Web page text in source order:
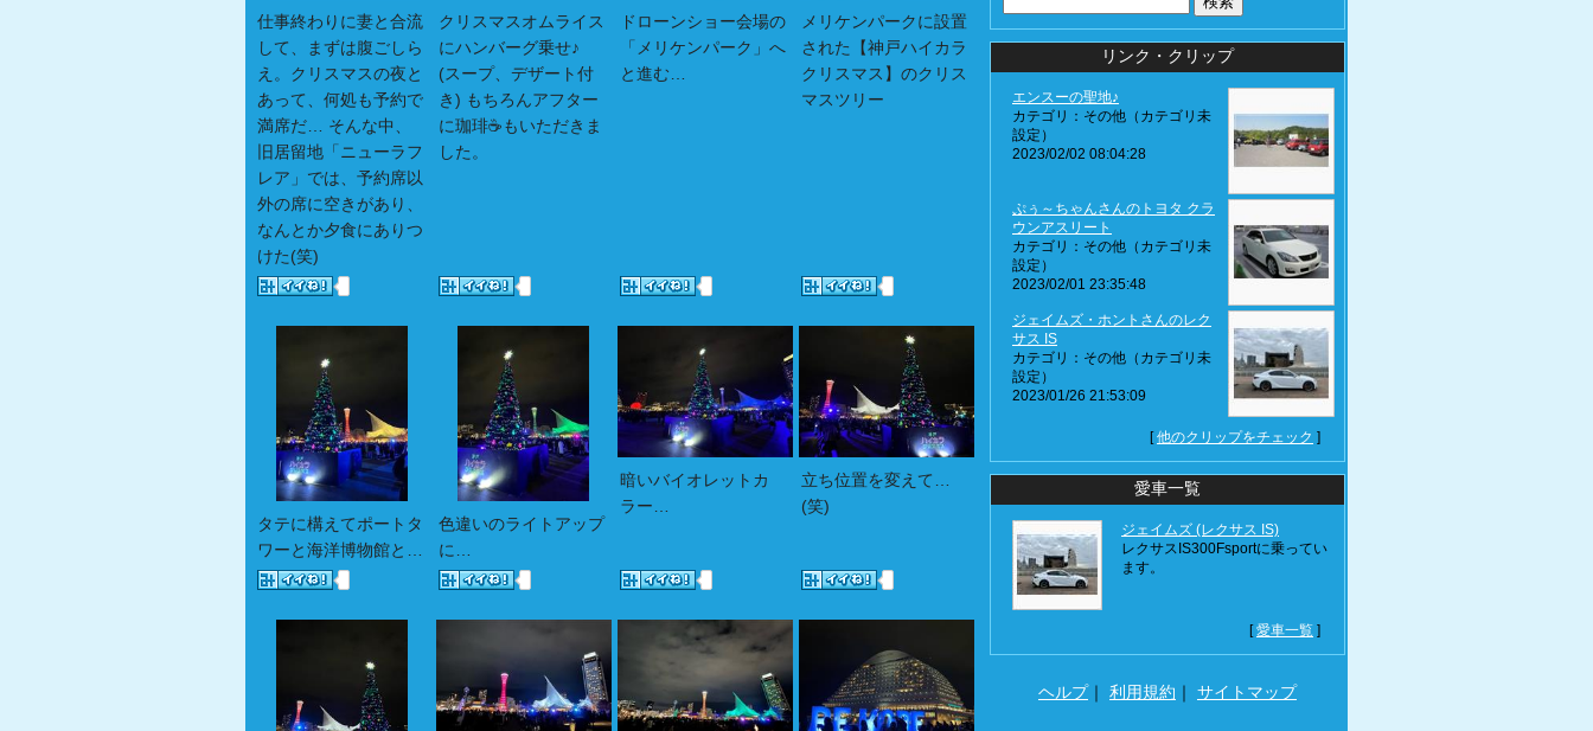
仕事終わりに妻と合流
して、まずは腹ごしら
え。クリスマスの夜と
あって、何処も予約で
満席だ… そんな中、
旧居留地「ニューラフ
レア」では、予約席以
外の席に空きがあり、
なんとか夕食にありつ
けた(笑)
クリスマスオムライス
にハンバーグ乗せ♪
(スープ、デザート付
き) もちろんアフター
に珈琲☕️もいただきま
した。
ドローンショー会場の
「メリケンパーク」へ
と進む…
メリケンパークに設置
された【神戸ハイカラ
クリスマス】のクリス
マスツリー
タテに構えてポートタ
ワーと海洋博物館と…
色違いのライトアップ
に…
暗いバイオレットカ
ラー…
立ち位置を変えて…
(笑)
リンク・クリップ
エンスーの聖地♪
カテゴリ：その他（カテゴリ未
設定）
2023/02/02 08:04:28
ぷぅ～ちゃんさんのトヨタ クラ
ウンアスリート
カテゴリ：その他（カテゴリ未
設定）
2023/02/01 23:35:48
ジェイムズ・ホントさんのレク
サス IS
カテゴリ：その他（カテゴリ未
設定）
2023/01/26 21:53:09
[他のクリップをチェック ]
愛車一覧
ジェイムズ (レクサス IS)
レクサスIS300Fsportに乗ってい
ます。
[愛車一覧 ]
ヘルプ｜ 利用規約 ｜ サイトマップ